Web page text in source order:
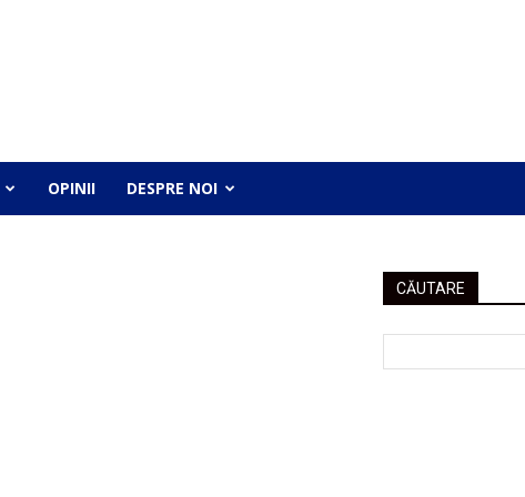
OPINII DESPRE NOI
CĂUTARE